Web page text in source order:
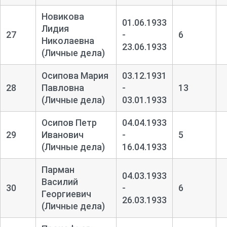
27
Новикова
Лидия
Николаевна
(Личные дела)
01.06.1933
-
23.06.1933
6
28
Осипова Мария
Павловна
(Личные дела)
03.12.1931
-
03.01.1933
13
29
Осипов Петр
Иванович
(Личные дела)
04.04.1933
-
16.04.1933
5
30
Парман
Василий
Георгиевич
(Личные дела)
04.03.1933
-
26.03.1933
6